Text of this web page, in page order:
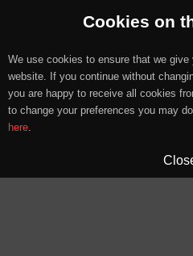
Cookies on
We use cookies to ensure that we
website. If you continue without
you are happy to receive all cookies
to change your preferences you may
here.